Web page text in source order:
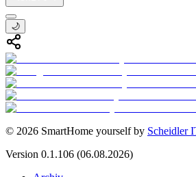
🌙
© 2026 SmartHome yourself by Scheidler
Version 0.1.106 (06.08.2026)